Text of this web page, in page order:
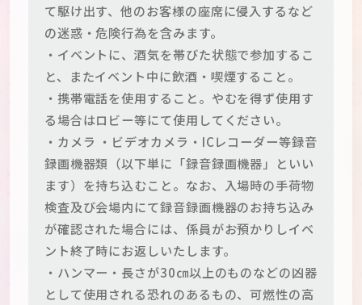
て駆け出す、他のお客様の座席に侵入するなど
の迷惑・危険行為を含みます。
・イベントに、酒気を帯びた状態で参加するこ
と、またイベント中に飲酒・喫煙すること。
・携帯電話を使用すること。やむを得ず使用す
る場合はロビー等にて使用してください。
・カメラ ・ビデオカメラ・ICレコーダー等録音
録画機器類（以下単に「録音録画機器」といい
ます）を持ち込むこと。なお、入場時の手荷物
検査及び会場内にて録音録画機器のお持ち込み
が確認された場合には、係員がお預かりしイベ
ント終了時にお返しいたします。
・ハンマー・長さが30㎝以上のものなどの凶器
として使用される恐れのあるもの、可燃性の高